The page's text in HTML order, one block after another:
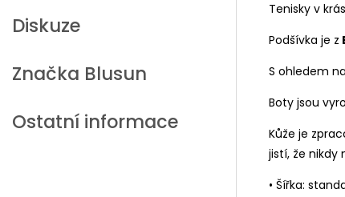
Diskuze
Značka Blusun
Ostatní informace
Tenisky v
Podšívka je z
S ohledem
Boty jsou
Kůže je
jistí, že nikdy
• Šířka: